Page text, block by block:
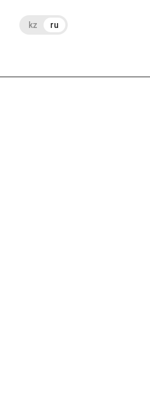
kz ru